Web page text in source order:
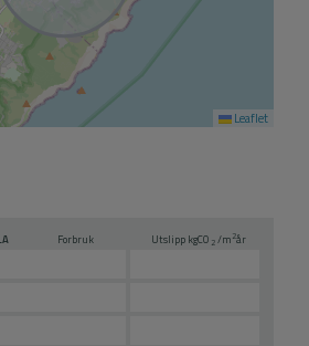
Leaflet
Forbruk Utslipp kgCO2/m2år